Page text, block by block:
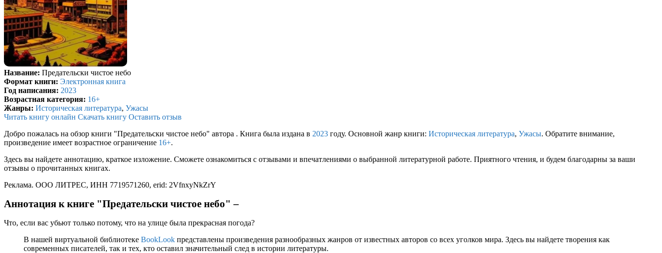
Название: Предательски чистое небо
Формат книги: Электронная книга
Год написания: 2023
Возрастная категория: 16+
Жанры: Историческая литература, Ужасы
Читать книгу онлайн Скачать книгу Оставить отзыв
Добро пожалась на обзор книги "Предательски чистое небо" автора . Книга была издана в 2023 году. Основной жанр книги: Историческая литература, Ужасы. Обратите внимание,
произведение имеет возрастное ограничение 16+.
Здесь вы найдете аннотацию, краткое изложение. Сможете ознакомиться с отзывами и впечатлениями о выбранной литературной работе. Приятного чтения, и будем благодарны за ваши
отзывы о прочитанных книгах.
Реклама. ООО ЛИТРЕС, ИНН 7719571260, erid: 2VfnxyNkZrY
Аннотация к книге "Предательски чистое небо" –
Что, если вас убьют только потому, что на улице была прекрасная погода?
В нашей виртуальной библиотеке BookLook представлены произведения разнообразных жанров от известных авторов со всех уголков мира. Здесь вы найдете творения как
современных писателей, так и тех, кто оставил значительный след в истории литературы.